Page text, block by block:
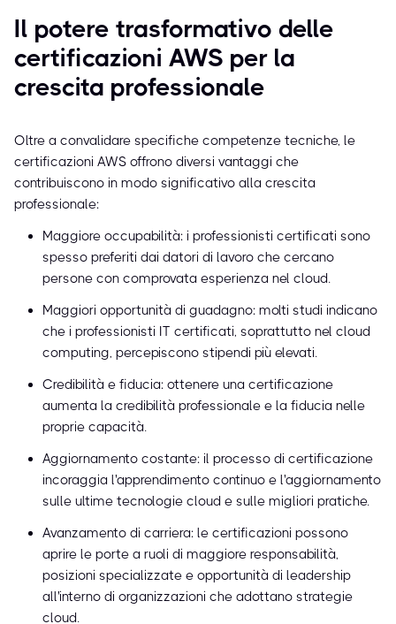
Il potere trasformativo delle
certificazioni AWS per la
crescita professionale
Oltre a convalidare specifiche competenze tecniche, le
certificazioni AWS offrono diversi vantaggi che
contribuiscono in modo significativo alla crescita
professionale:
Maggiore occupabilità: i professionisti certificati sono
spesso preferiti dai datori di lavoro che cercano
persone con comprovata esperienza nel cloud.
Maggiori opportunità di guadagno: molti studi indicano
che i professionisti IT certificati, soprattutto nel cloud
computing, percepiscono stipendi più elevati.
Credibilità e fiducia: ottenere una certificazione
aumenta la credibilità professionale e la fiducia nelle
proprie capacità.
Aggiornamento costante: il processo di certificazione
incoraggia l'apprendimento continuo e l'aggiornamento
sulle ultime tecnologie cloud e sulle migliori pratiche.
Avanzamento di carriera: le certificazioni possono
aprire le porte a ruoli di maggiore responsabilità,
posizioni specializzate e opportunità di leadership
all'interno di organizzazioni che adottano strategie
cloud.